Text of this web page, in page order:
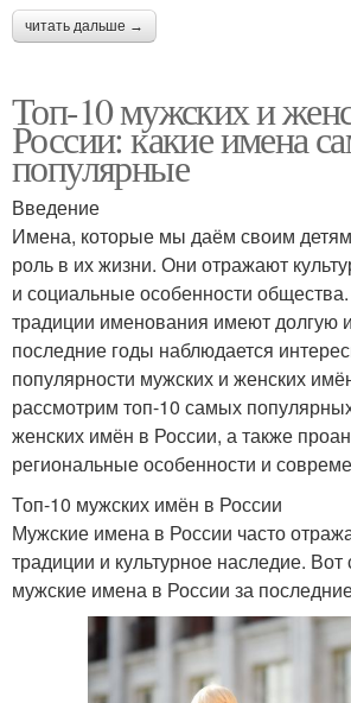
читать дальше →
Топ-10 мужских и
России: какие имена
популярные
Введение
Имена, которые мы даём своим
роль в их жизни. Они отражают
и социальные особенности
традиции именования имеют долгую
последние годы наблюдается
популярности мужских и женских
рассмотрим топ-10 самых
женских имён в России, а также
региональные особенности и
Топ-10 мужских имён в России
Мужские имена в России часто
традиции и культурное наследие.
мужские имена в России за